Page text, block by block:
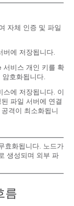
자체 인증 및 파일
에 저장됩니다.
서비스 개인 키를 확
호화됩니다.
스에 저장됩니다. 이
파일 서버에 연결
격이 최소화됩니
효화됩니다. 노드가
생성되며 외부 파
름